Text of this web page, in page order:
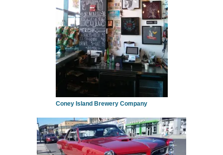
Coney Island Brewery Company